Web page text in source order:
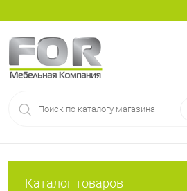
Каталог товаров